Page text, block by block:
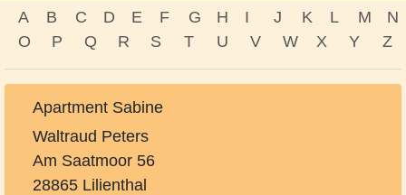
A B C D E F G H I J K L M
N
O
P Q R S T U V W X Y Z
Apartment Sabine
Waltraud Peters
Am Saatmoor 56
28865 Lilienthal